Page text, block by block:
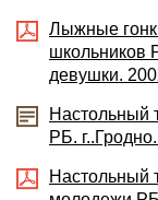
Лыжные
школьников
девушки.
Настольный
РБ.
Настольный